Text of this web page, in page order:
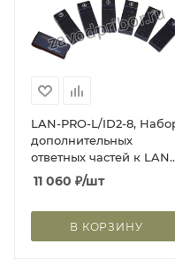
LAN-PRO-L/ID2-8,
дополнительных
ответных частей к LAN-
PRO-L идентификаторы
от 2 до 8 , 7 шт.
11 060 ₽/шт
В КОРЗИНУ